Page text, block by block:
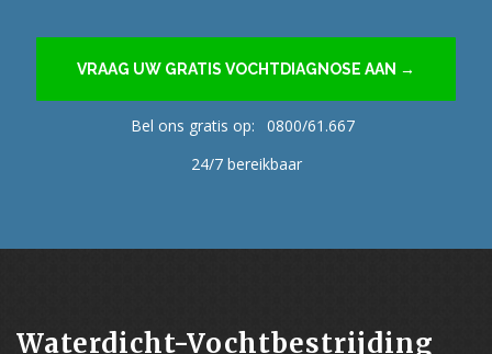
VRAAG UW GRATIS VOCHTDIAGNOSE AAN →
Bel ons gratis op:
0800/61.667
24/7 bereikbaar
Waterdicht-Vochtbestrijding